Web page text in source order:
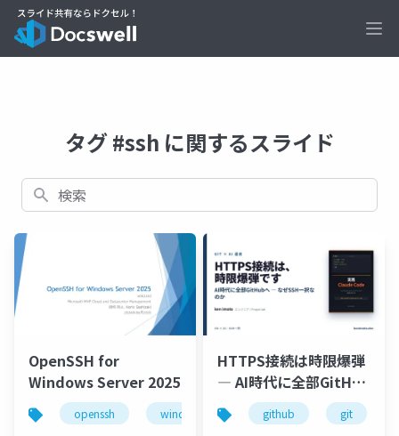
タグ #ssh に関するスライド
検索
OpenSSH for
Windows Server 2025
openssh windows server 2025
HTTPS接続は時限爆弾
― AI時代に全部GitHub
へ、なぜSSH一択なの
か
github git